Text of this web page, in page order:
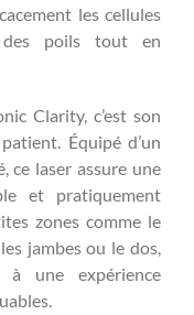
les cellules
des poils tout en
Clarity, c’est son
Équipé d’un
ce laser assure une
et pratiquement
zones comme le
jambes ou le dos,
à une expérience